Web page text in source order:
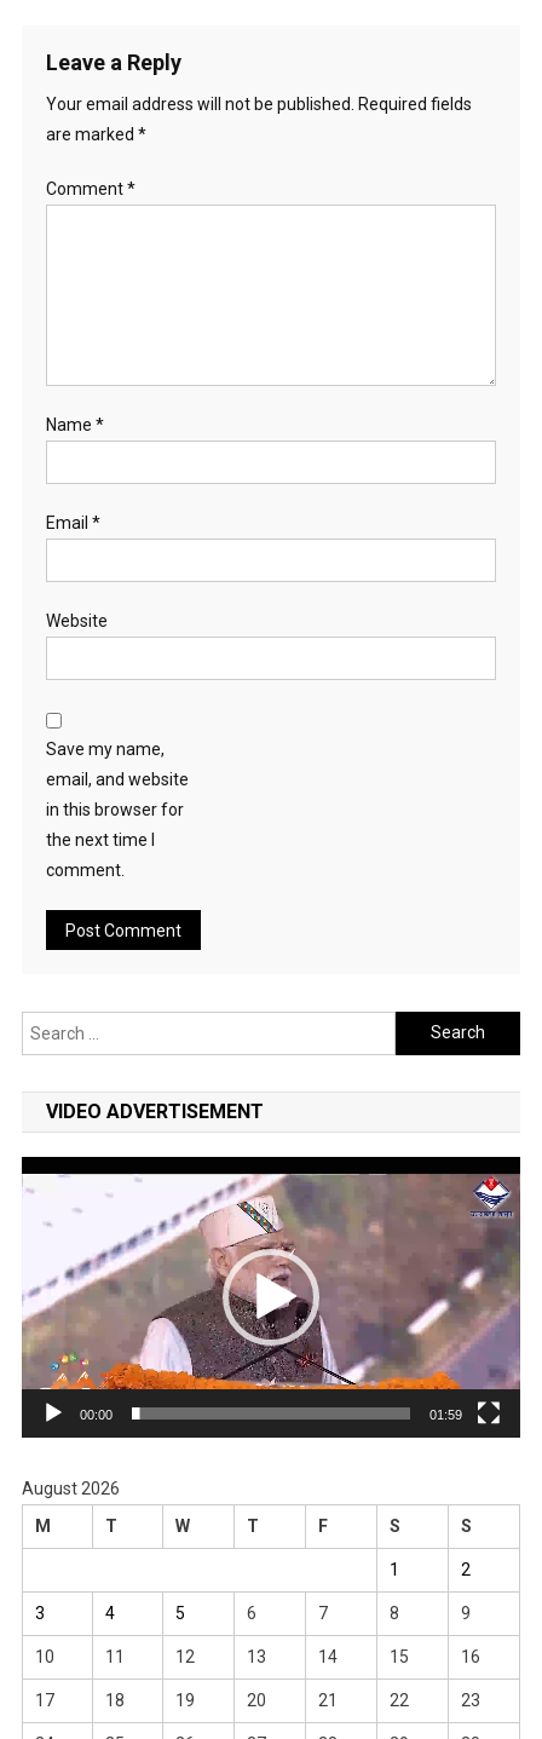
Leave a Reply
Your email address will not be published.
Required fields
are marked *
Comment*
Name *
Email *
Website
Save my name,
email, and website
in this browser for
the next time I
comment.
Search
for:
VIDEO ADVERTISEMENT
Video
00:00 01:59
August 2026
M
T W T F S S
1 2
3 4 5 6 7 8 9
10 11 12 13 14 15 16
17 18 19 20 21 22 23